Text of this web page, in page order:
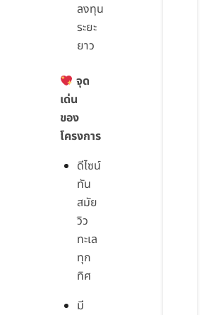
ลงทุน
ระยะ
ยาว
จุด
เด่น
ของ
โครงการ
ดีไซน์
ทัน
สมัย
วิว
ทะเล
ทุก
ทิศ
มี